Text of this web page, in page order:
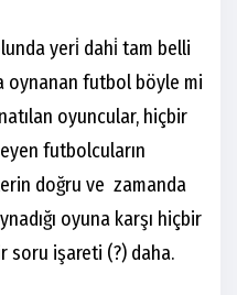
yeri̇ dahi̇ tam belli
oynanan futbol böyle mi
oyuncular, hiçbir
futbolcuların
doğru ve zamanda
oyuna karşı hiçbir
soru işareti (?) daha.